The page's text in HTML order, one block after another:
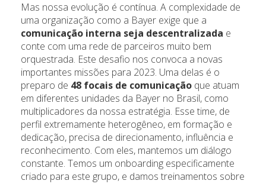
Mas nossa evolução é contínua. A complexidade de
uma organização como a Bayer exige que a
comunicação interna seja descentralizada e
conte com uma rede de parceiros muito bem
orquestrada. Este desafio nos convoca a novas
importantes missões para 2023. Uma delas é o
preparo de 48 focais de comunicação que atuam
em diferentes unidades da Bayer no Brasil, como
multiplicadores da nossa estratégia. Esse time, de
perfil extremamente heterogêneo, em formação e
dedicação, precisa de direcionamento, influência e
reconhecimento. Com eles, mantemos um diálogo
constante. Temos um onboarding especificamente
criado para este grupo, e damos treinamentos sobre